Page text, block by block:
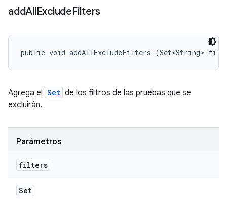
addAllExcludeFilters
public void addAllExcludeFilters (Set<String>
Agrega el Set de los filtros de las pruebas que se
excluirán.
Parámetros
filters
Set